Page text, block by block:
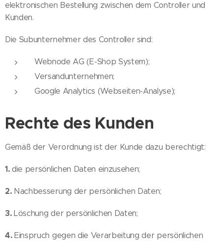
elektronischen Bestellung zwischen dem Controller und
Kunden.
Die Subunternehmer des Controller sind:
Webnode AG (E-Shop System);
Versandunternehmen;
Google Analytics (Webseiten-Analyse);
Rechte des Kunden
Gemäß der Verordnung ist der Kunde dazu berechtigt:
1.die persönlichen Daten einzusehen;
2. Nachbesserung der persönlichen Daten;
3.Löschung der persönlichen Daten;
4.Einspruch gegen die Verarbeitung der persönlichen